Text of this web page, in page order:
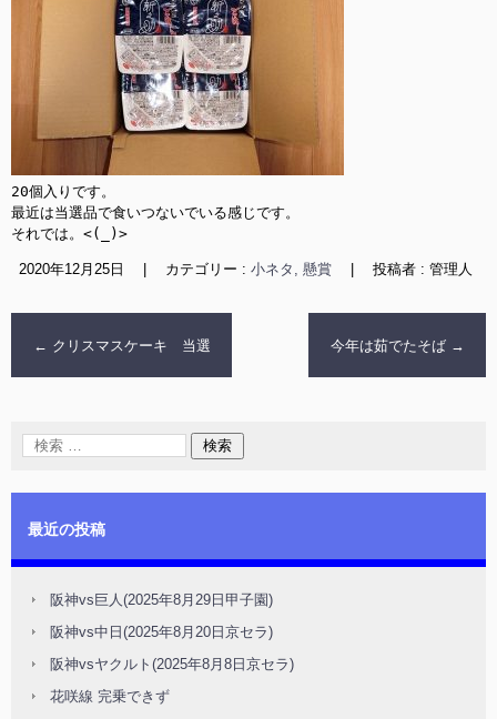
20個入りです。
最近は当選品で食いつないでいる感じです。
それでは。<(_)>
2020年12月25日 カテゴリー : 小ネタ, 懸賞 投稿者 : 管理人
← クリスマスケーキ 当選 今年は茹でたそば →
最近の投稿
阪神vs巨人(2025年8月29日甲子園)
阪神vs中日(2025年8月20日京セラ)
阪神vsヤクルト(2025年8月8日京セラ)
花咲線 完乗できず